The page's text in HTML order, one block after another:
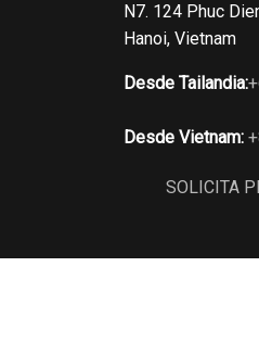
N7. 124 Phuc
Hanoi, Vietnam
Desde Tailandia:
Desde Vietnam:
SOLICITA